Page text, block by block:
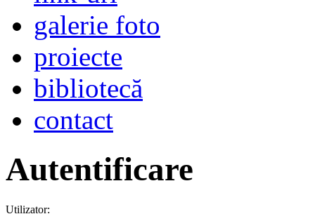
galerie foto
proiecte
bibliotecă
contact
Autentificare
Utilizator: